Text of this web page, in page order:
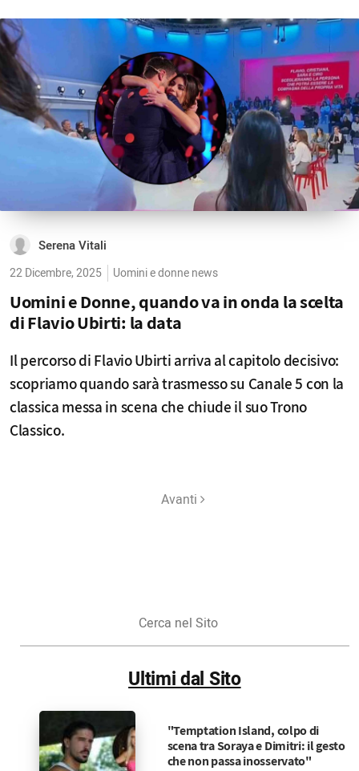
Serena Vitali
22 Dicembre, 2025 Uomini e donne news
Uomini e Donne, quando va in onda la scelta
di Flavio Ubirti: la data
Il percorso di Flavio Ubirti arriva al capitolo decisivo:
scopriamo quando sarà trasmesso su Canale 5 con la
classica messa in scena che chiude il suo Trono
Classico.
Avanti
Sito
Ultimi dal Sito
"Temptation Island, colpo di
scena tra Soraya e Dimitri: il gesto
che non passa inosservato"